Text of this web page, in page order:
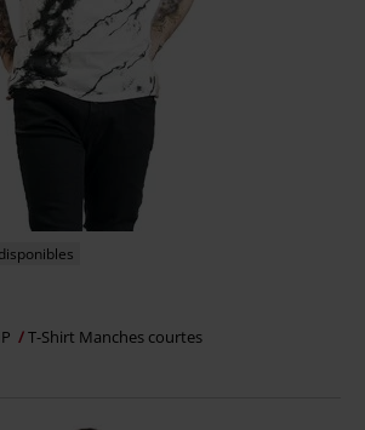
T-Shirt Manches courtes